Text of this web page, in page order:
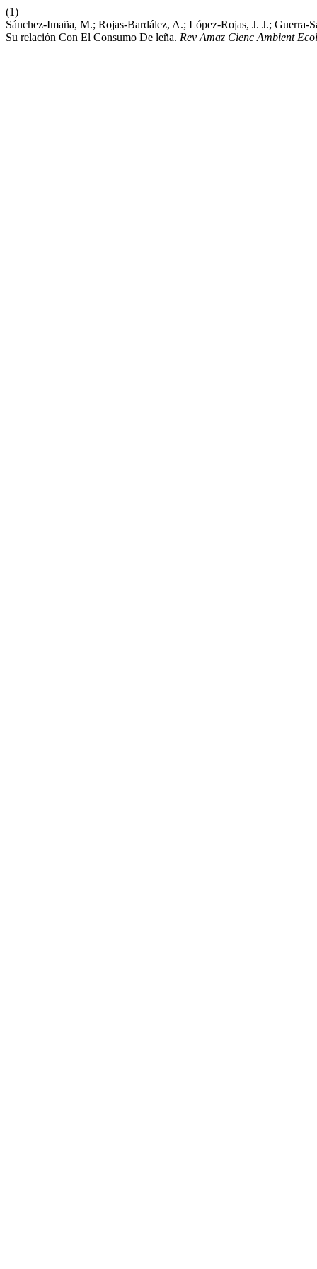
(1)
Sánchez-Imaña, M.; Rojas-Bardález, A.; López-Rojas, J. J.;
Su relación Con El Consumo De leña. Rev Amaz Cienc Ambient Ecol